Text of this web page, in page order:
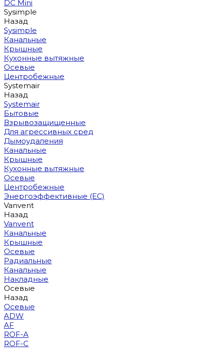
DC Mini
Sysimple
Назад
Sysimple
Канальные
Крышные
Кухонные вытяжные
Осевые
Центробежные
Systemair
Назад
Systemair
Бытовые
Взрывозащищенные
Для агрессивных сред
Дымоудаления
Канальные
Крышные
Кухонные вытяжные
Осевые
Центробежные
Энергоэффективные (EC)
Vanvent
Назад
Vanvent
Канальные
Крышные
Осевые
Радиальные
Канальные
Накладные
Осевые
Назад
Осевые
ADW
AF
ROF-A
ROF-C